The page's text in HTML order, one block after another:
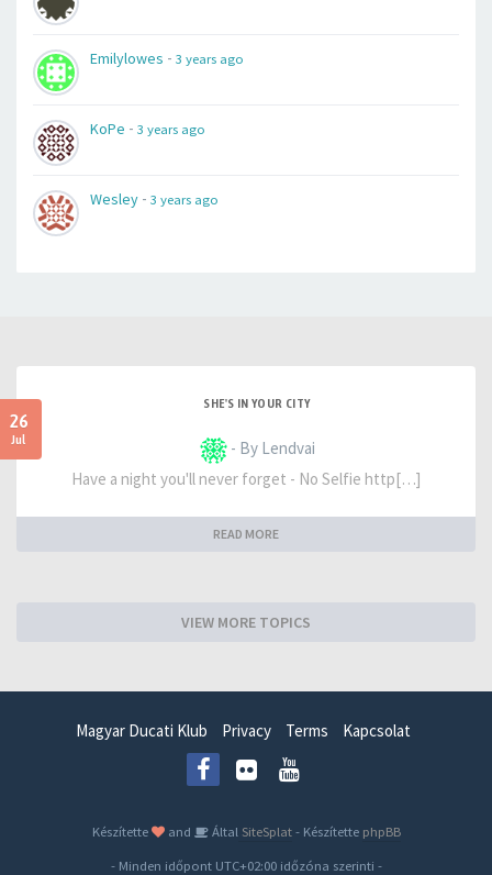
Emilylowes - 3 years ago
KoPe - 3 years ago
Wesley - 3 years ago
26
Jul
SHE'S IN YOUR CITY
- By Lendvai
Have a night you'll never forget - No Selfie http[…]
READ MORE
VIEW MORE TOPICS
Magyar Ducati Klub Privacy Terms Kapcsolat
Készítette and Által SiteSplat- Készítette phpBB
- Minden időpont UTC+02:00időzóna szerinti -